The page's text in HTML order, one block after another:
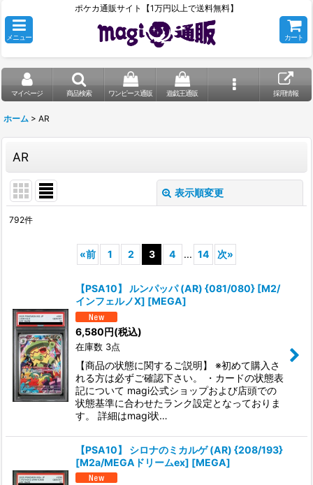
ポケカ通販サイト【1万円以上で送料無料】
メニュー カート
マイページ 商品検索 ワンピース通販 遊戯王通販 採用情報
ホーム > AR
AR
表示順変更
絞り込む
792件
«前 1 2 3 4 ... 14 次»
【PSA10】 ルンパッパ (AR) {081/080} [M2/
インフェルノX] [MEGA]
6,580円(税込)
在庫数 3点
【商品の状態に関するご説明】 ※初めて購入さ
れる方は必ずご確認下さい。 ・カードの状態表
記について magi公式ショップおよび店頭での
状態基準に合わせたランク設定となっておりま
す。 詳細はmagi状…
【PSA10】 シロナのミカルゲ (AR) {208/193}
[M2a/MEGAドリームex] [MEGA]